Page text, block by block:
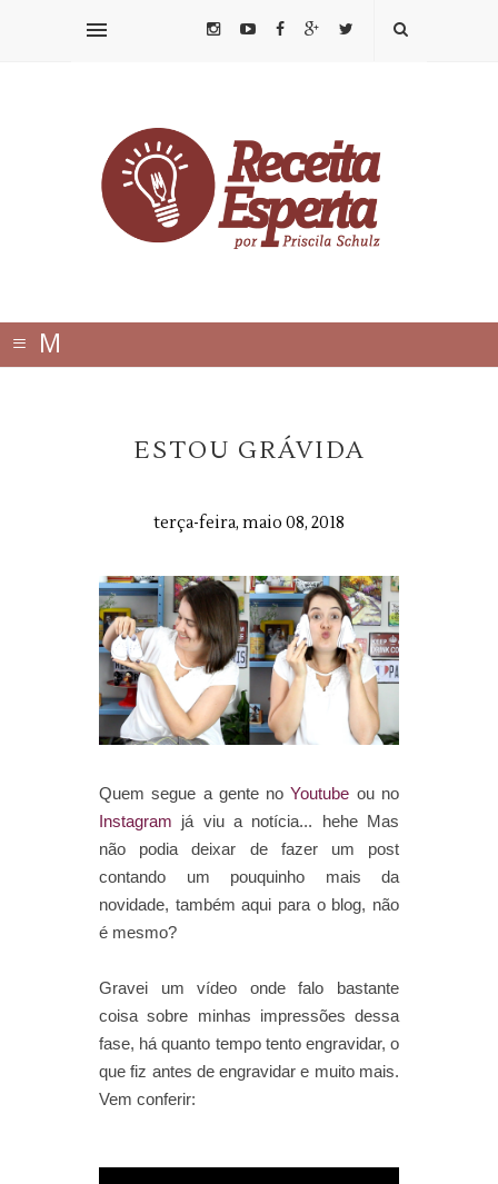
≡ M
ESTOU GRÁVIDA
terça-feira, maio 08, 2018
Quem segue a gente noYoutube ou no
Instagram já viu a notícia... hehe Mas
não podia deixar de fazer um post
contando um pouquinho mais da
novidade, também aqui para o blog, não
é mesmo?
Gravei um vídeo onde falo bastante
coisa sobre minhas impressões dessa
fase, há quanto tempo tento engravidar, o
que fiz antes de engravidar e muito mais.
Vem conferir: